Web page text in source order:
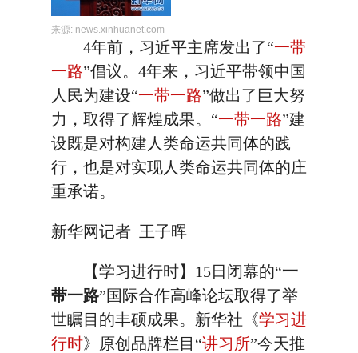
来源: news.xinhuanet.com
4年前，习近平主席发出了“一带
一路”倡议。4年来，习近平带领中国
人民为建设“一带一路”做出了巨大努
力，取得了辉煌成果。“一带一路”建
设既是对构建人类命运共同体的践
行，也是对实现人类命运共同体的庄
重承诺。
新华网记者 王子晖
【学习进行时】15日闭幕的“一
带一路”国际合作高峰论坛取得了举
世瞩目的丰硕成果。新华社《学习进
行时》原创品牌栏目“讲习所”今天推